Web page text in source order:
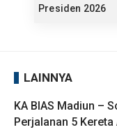
Presiden 2026
LAINNYA
KA BIAS Madiun –
Perjalanan 5